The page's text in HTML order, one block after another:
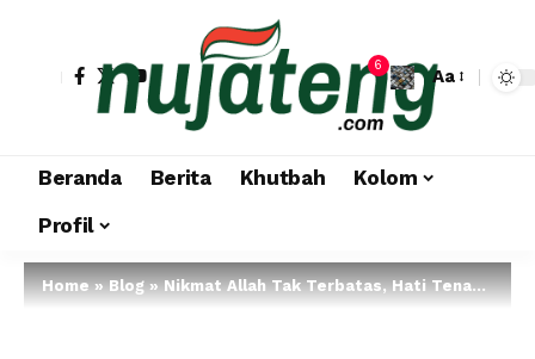
6
Aa
Beranda Berita Khutbah
Kolom
Profil
Home»Blog»Nikmat Allah Tak Terbatas, Hati Tenang dengan Amal Saleh